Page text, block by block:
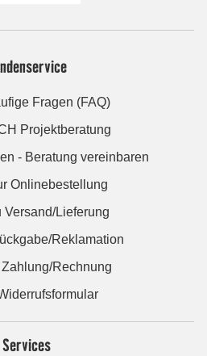
Fragen (FAQ)
Projektberatung
- Beratung vereinbaren
Onlinebestellung
Versand/Lieferung
Reklamation
Rechnung
Services